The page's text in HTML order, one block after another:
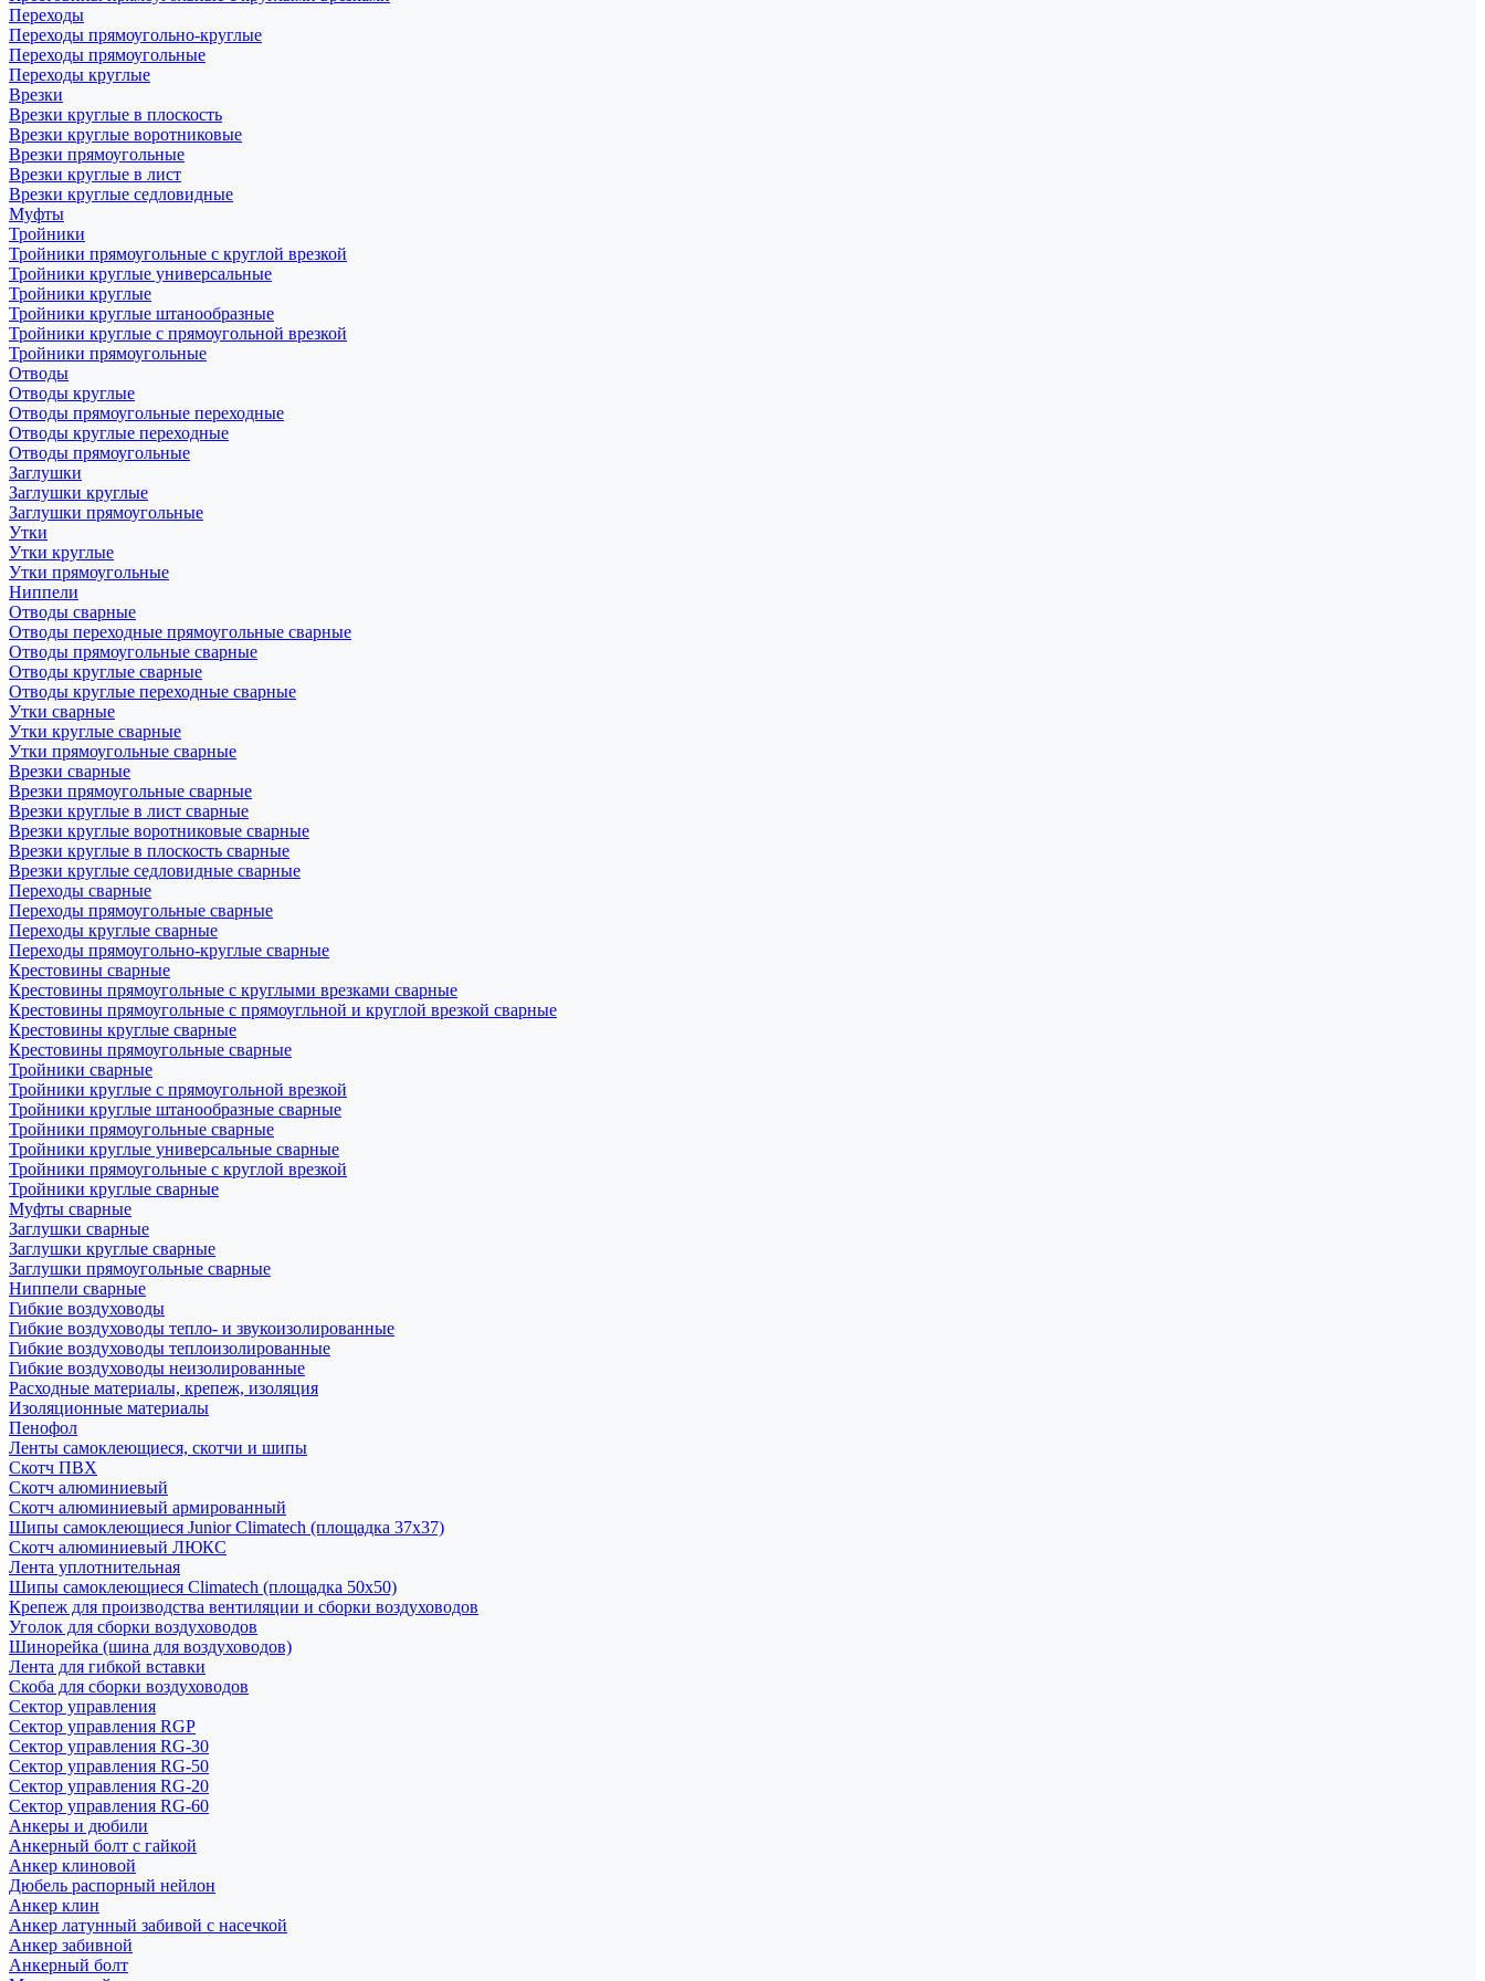
Переходы
Переходы прямоугольно-круглые
Переходы прямоугольные
Переходы круглые
Врезки
Врезки круглые в плоскость
Врезки круглые воротниковые
Врезки прямоугольные
Врезки круглые в лист
Врезки круглые седловидные
Муфты
Тройники
Тройники прямоугольные с круглой врезкой
Тройники круглые универсальные
Тройники круглые
Тройники круглые штанообразные
Тройники круглые с прямоугольной врезкой
Тройники прямоугольные
Отводы
Отводы круглые
Отводы прямоугольные переходные
Отводы круглые переходные
Отводы прямоугольные
Заглушки
Заглушки круглые
Заглушки прямоугольные
Утки
Утки круглые
Утки прямоугольные
Ниппели
Отводы сварные
Отводы переходные прямоугольные сварные
Отводы прямоугольные сварные
Отводы круглые сварные
Отводы круглые переходные сварные
Утки сварные
Утки круглые сварные
Утки прямоугольные сварные
Врезки сварные
Врезки прямоугольные сварные
Врезки круглые в лист сварные
Врезки круглые воротниковые сварные
Врезки круглые в плоскость сварные
Врезки круглые седловидные сварные
Переходы сварные
Переходы прямоугольные сварные
Переходы круглые сварные
Переходы прямоугольно-круглые сварные
Крестовины сварные
Крестовины прямоугольные с круглыми врезками сварные
Крестовины прямоугольные с прямоугльной и круглой врезкой сварные
Крестовины круглые сварные
Крестовины прямоугольные сварные
Тройники сварные
Тройники круглые с прямоугольной врезкой
Тройники круглые штанообразные сварные
Тройники прямоугольные сварные
Тройники круглые универсальные сварные
Тройники прямоугольные с круглой врезкой
Тройники круглые сварные
Муфты сварные
Заглушки сварные
Заглушки круглые сварные
Заглушки прямоугольные сварные
Ниппели сварные
Гибкие воздуховоды
Гибкие воздуховоды тепло- и звукоизолированные
Гибкие воздуховоды теплоизолированные
Гибкие воздуховоды неизолированные
Расходные материалы, крепеж, изоляция
Изоляционные материалы
Пенофол
Ленты самоклеющиеся, скотчи и шипы
Скотч ПВХ
Скотч алюминиевый
Скотч алюминиевый армированный
Шипы самоклеющиеся Junior Climatech (площадка 37х37)
Скотч алюминиевый ЛЮКС
Лента уплотнительная
Шипы самоклеющиеся Climatech (площадка 50х50)
Крепеж для производства вентиляции и сборки воздуховодов
Уголок для сборки воздуховодов
Шинорейка (шина для воздуховодов)
Лента для гибкой вставки
Скоба для сборки воздуховодов
Сектор управления
Сектор управления RGP
Сектор управления RG-30
Сектор управления RG-50
Сектор управления RG-20
Сектор управления RG-60
Анкеры и дюбили
Анкерный болт с гайкой
Анкер клиновой
Дюбель распорный нейлон
Анкер клин
Анкер латунный забивой с насечкой
Анкер забивной
Анкерный болт